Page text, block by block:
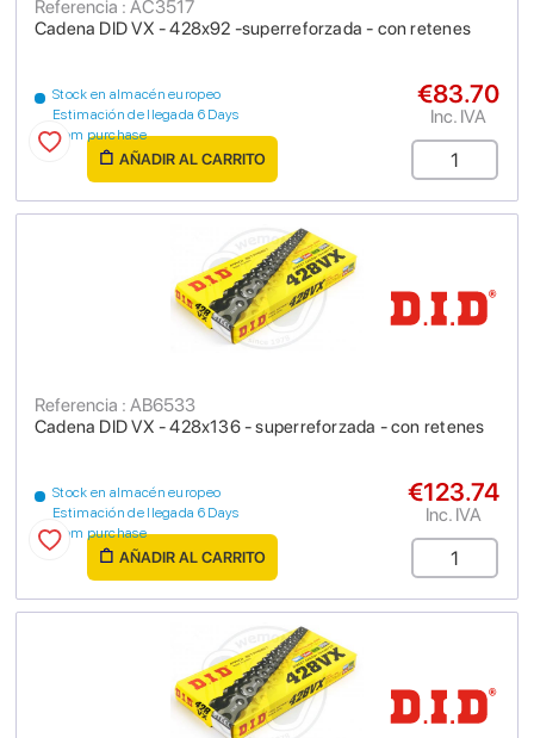
Cadena DID VX - 428x92 -superreforzada - con retenes
Referencia : AC3517
Stock en almacén europeo
Estimación de llegada 6 Days
from purchase
€83.70
Inc. IVA
AÑADIR AL CARRITO
Cadena DID VX - 428x136 - superreforzada - con retenes
Referencia : AB6533
Stock en almacén europeo
Estimación de llegada 6 Days
from purchase
€123.74
Inc. IVA
AÑADIR AL CARRITO